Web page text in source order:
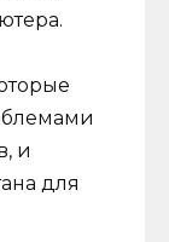
и
для